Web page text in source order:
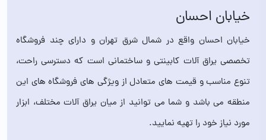
خیابان احسان
خیابان احسان واقع در شمال‌ شرق تهران و دارای چند فروشگاه
تخصصی یراق‌ آلات کابینتی و ساختمانی است که دسترسی راحت،
تنوع مناسب و قیمت‌ های متعادل از ویژگی های فروشگاه‌ های این
منطقه می باشد و شما می توانید از میان یراق آلات مختلف، ابزار
مورد نیاز خود را تهیه نمایید.